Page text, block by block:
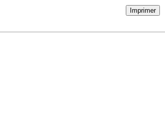
Imprimer